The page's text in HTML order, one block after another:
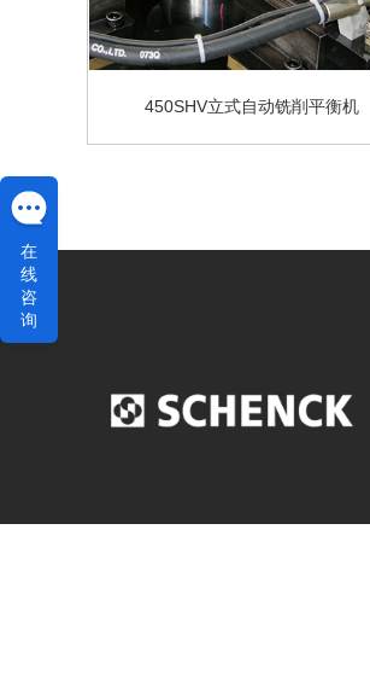
450SHV立式自动铣削平衡机
在
线
咨
询